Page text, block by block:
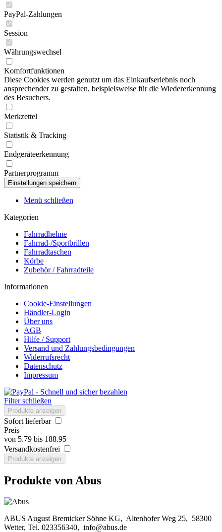
PayPal-Zahlungen
Session
Währungswechsel
Komfortfunktionen
Diese Cookies werden genutzt um das Einkaufserlebnis noch
ansprechender zu gestalten, beispielsweise für die Wiedererkennung
des Besuchers.
Merkzettel
Statistik & Tracking
Endgeräteerkennung
Partnerprogramm
Menü schließen
Kategorien
Fahrradhelme
Fahrrad-/Sportbrillen
Fahrradtaschen
Körbe
Zubehör / Fahrradteile
Informationen
Cookie-Einstellungen
Händler-Login
Über uns
AGB
Hilfe / Support
Versand und Zahlungsbedingungen
Widerrufsrecht
Datenschutz
Impressum
Filter schließen
Produkte anzeigen
Sofort lieferbar
Preis
von 5.79 bis 188.95
Versandkostenfrei
Produkte anzeigen
Produkte von Abus
ABUS August Bremicker Söhne KG, Altenhofer Weg 25, 58300
Wetter, Tel. 023356340, info@abus.de